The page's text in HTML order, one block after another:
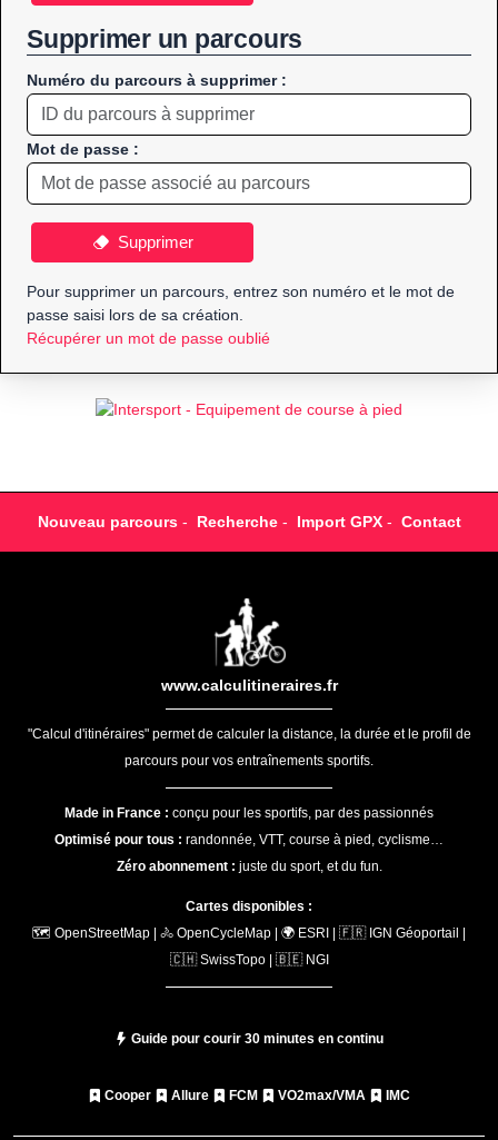
Supprimer un parcours
Numéro du parcours à supprimer :
Mot de passe :
Supprimer
Pour supprimer un parcours, entrez son numéro et le mot de
passe saisi lors de sa création.
Récupérer un mot de passe oublié
Nouveau parcours- Recherche- Import GPX- Contact
www.calculitineraires.fr
"Calcul d'itinéraires" permet de calculer la distance, la durée et le profil de
parcours pour vos entraînements sportifs.
Made in France : conçu pour les sportifs, par des passionnés
Optimisé pour tous : randonnée, VTT, course à pied, cyclisme…
Zéro abonnement : juste du sport, et du fun.
Cartes disponibles :
🗺️ OpenStreetMap | 🚴 OpenCycleMap | 🌍 ESRI | 🇫🇷 IGN Géoportail |
🇨🇭 SwissTopo | 🇧🇪 NGI
Guide pour courir 30 minutes en continu
Cooper Allure FCM VO2max/VMA IMC